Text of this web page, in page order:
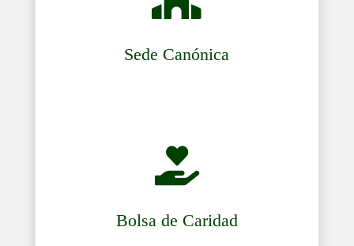
Sede Canónica

Bolsa de Caridad